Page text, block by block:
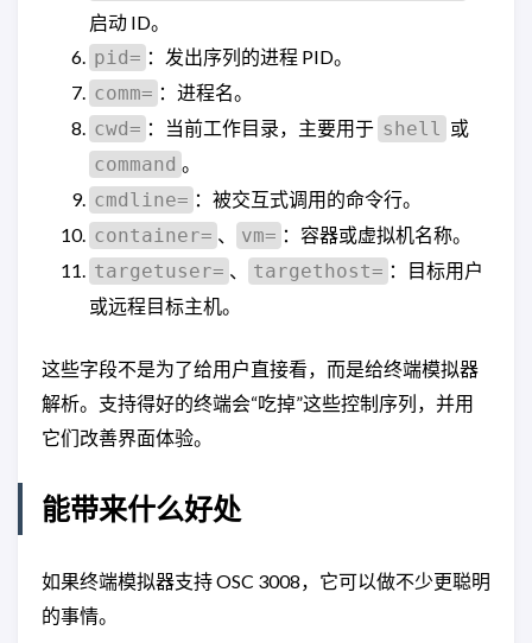
启动 ID。
pid= ：发出序列的进程 PID。
comm= ：进程名。
cwd= ：当前工作目录，主要用于 shell 或
command 。
cmdline= ：被交互式调用的命令行。
container= 、 vm= ：容器或虚拟机名称。
targetuser= 、 targethost= ：目标用户
或远程目标主机。
这些字段不是为了给用户直接看，而是给终端模拟器
解析。支持得好的终端会“吃掉”这些控制序列，并用
它们改善界面体验。
能带来什么好处
如果终端模拟器支持 OSC 3008，它可以做不少更聪明
的事情。